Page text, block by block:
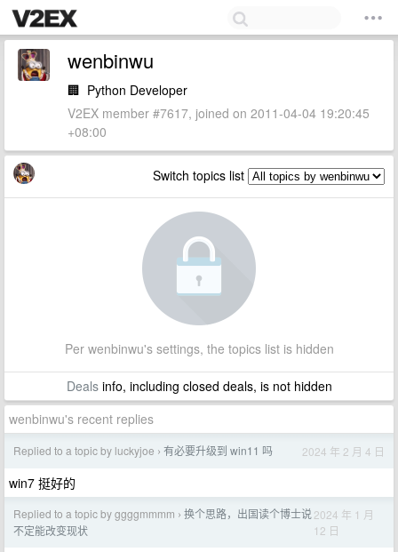
wenbinwu
🏢 Python Developer
V2EX member #7617, joined on 2011-04-04 19:20:45
+08:00
Switch topics list
Per wenbinwu's settings, the topics list is hidden
Dealsinfo, including closed deals, is not hidden
wenbinwu's recent replies
Replied to a topic by luckyjoe › 有必要升级到 win11 吗 2024 年 2 月 4 日
win7 挺好的
Replied to a topic by ggggmmmm › 换个思路，出国读个博士说
不定能改变现状
2024 年 1 月
12 日